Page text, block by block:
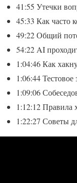
41:55 Утечки
45:33 Как часто
49:22 Общий
54:22 AI
1:04:46 Как
1:06:44 Тестовое
1:09:06
1:12:12 Правила
1:22:27 Советы